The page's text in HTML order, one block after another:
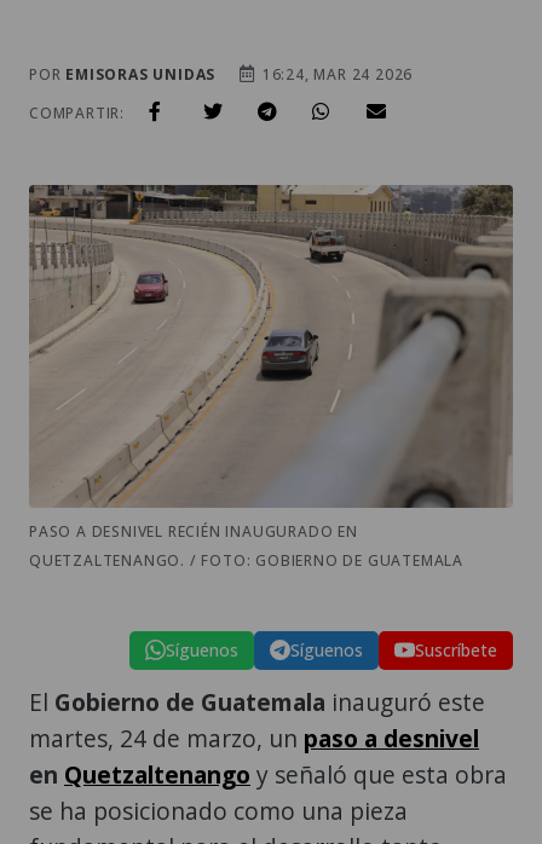
POR EMISORAS UNIDAS
16:24, MAR 24 2026
COMPARTIR:
PASO A DESNIVEL RECIÉN INAUGURADO EN
QUETZALTENANGO. / FOTO: GOBIERNO DE GUATEMALA
Síguenos Síguenos Suscríbete
El Gobierno de Guatemala inauguró este
martes, 24 de marzo, un paso a desnivel
en Quetzaltenango y señaló que esta obra
se ha posicionado como una pieza